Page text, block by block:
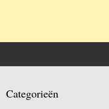
Categorieën